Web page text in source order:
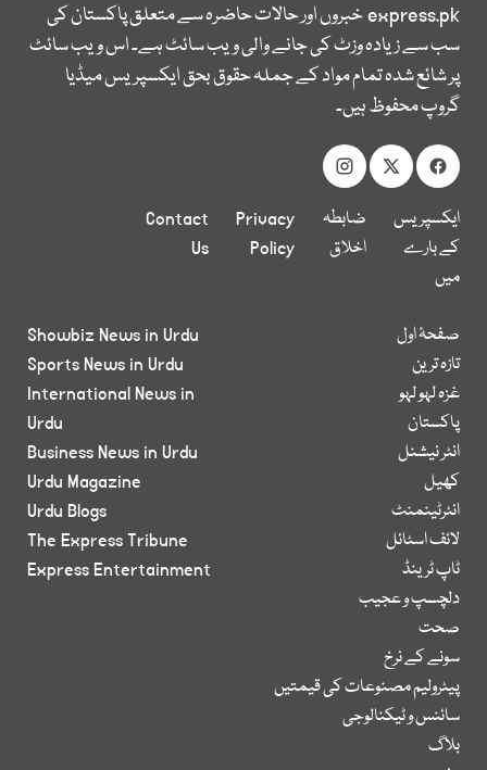
express.pkخبروں اور حالات حاضرہ سے متعلق پاکستان کی
سب سے زیادہ وزٹ کی جانے والی ویب سائٹ ہے۔ اس ویب سائٹ
پر شائع شدہ تمام مواد کے جملہ حقوق بحق ایکسپریس میڈیا
گروپ محفوظ ہیں۔
ایکسپریس
کے بارے
میں
ضابطہ
اخلاق
Privacy
Policy
Contact
Us
صفحۂ اول
تازہ ترین
غزہ لہو لہو
پاکستان
انٹر نیشنل
کھیل
انٹرٹینمنٹ
لائف اسٹائل
ٹاپ ٹرینڈ
دلچسپ و عجیب
صحت
سونے کے نرخ
پیٹرولیم مصنوعات کی قیمتیں
سائنس و ٹیکنالوجی
بلاگ
Showbiz News in Urdu
Sports News in Urdu
International News in
Urdu
Business News in Urdu
Urdu Magazine
Urdu Blogs
The Express Tribune
Express Entertainment